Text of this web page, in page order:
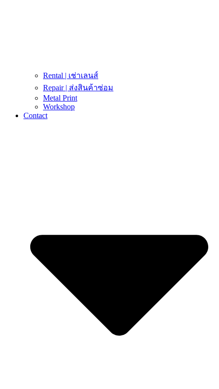
Rental | เช่าเลนส์
Repair | ส่งสินค้าซ่อม
Metal Print
Workshop
Contact